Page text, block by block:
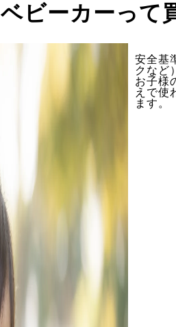
ベビーカーって
安全基
クなど
お子様
えで使
ます。